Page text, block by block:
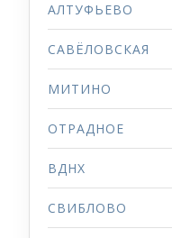
АЛТУФЬЕВО
САВЁЛОВСКАЯ
МИТИНО
ОТРАДНОЕ
ВДНХ
СВИБЛОВО